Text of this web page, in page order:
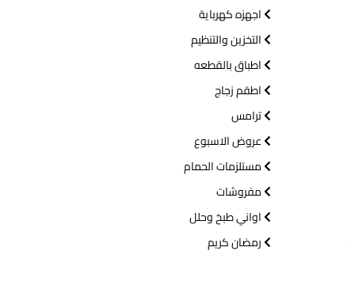
اجهزه كهرباية
التخزين والتنظيم
اطباق بالقطعه
اطقم زجاج
ترامس
عروض الاسبوع
مستلزمات الحمام
مفروشات
اواني طبخ وحلل
رمضان كريم